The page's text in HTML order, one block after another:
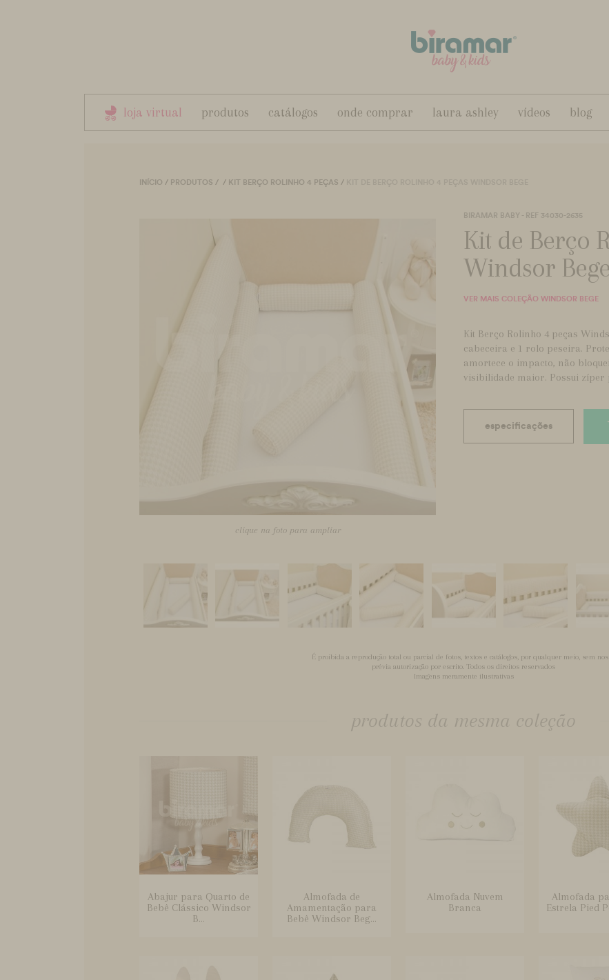
loja virtual produtos catálogos onde comprar laura ashley vídeos blog
INÍCIO / PRODUTOS / / KIT BERÇO ROLINHO 4 PEÇAS /
clique na foto para ampliar
BIRAMAR BABY - REF 34030-2635
Kit de Berço
Windsor Bege
VER MAIS COLEÇÃO WINDSOR BEGE
Kit Berço Rolinho 4 peças
cabeceira e 1 rolo peseira.
amortece o impacto, não
visibilidade maior. Possui
especificações
É proibida a reprodução total ou parcial de fotos, textos e catálogos, por qualquer meio, sem
prévia autorização por escrito. Todos os direitos reservados
Imagens meramente ilustrativas
produtos da mesma coleção
Abajur para Quarto de
Bebê Clássico Windsor
B...
Almofada de
Amamentação para
Bebê Windsor Beg...
Almofada Nuvem
Branca
Almofada
Estrela Pied